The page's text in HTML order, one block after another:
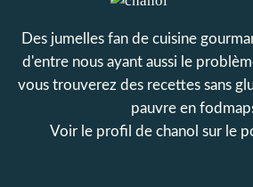
Des jumelles fan de cuisine
d'entre nous ayant aussi le
vous trouverez des recettes sans
pauvre en
Voir le profil de chanol sur le